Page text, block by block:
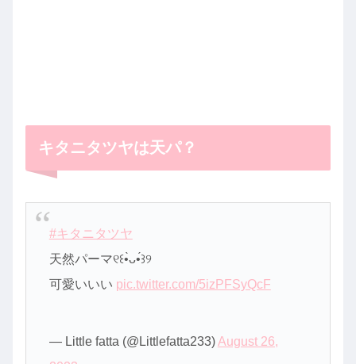
キタニタツヤは天パ？
#キタニタツヤ
天然パーマ୧꒰•̀ᴗ•́꒱୨
可愛いいい pic.twitter.com/5izPFSyQcF
— Little fatta (@Littlefatta233)August 26,